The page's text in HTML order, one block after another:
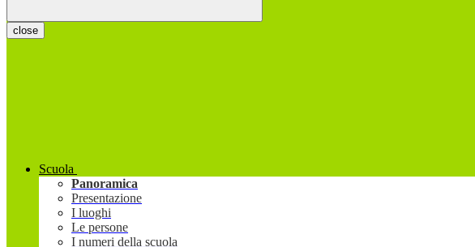
close
Scuola
Panoramica
Presentazione
I luoghi
Le persone
I numeri della scuola